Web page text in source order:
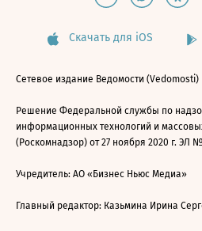
Скачать для iOS
Сетевое издание Ведомости (Vedomosti)
Решение Федеральной службы по
информационных технологий и
(Роскомнадзор) от 27 ноября 2020 г. ЭЛ
Учредитель: АО «Бизнес Ньюс Медиа»
Главный редактор: Казьмина Ирина